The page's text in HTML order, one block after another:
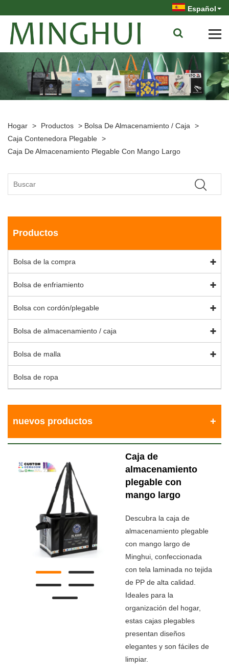
Español
Hogar > Productos > Bolsa De Almacenamiento / Caja >
Caja Contenedora Plegable >
Caja De Almacenamiento Plegable Con Mango Largo
Productos
Bolsa de la compra
Bolsa de enfriamiento
Bolsa con cordón/plegable
Bolsa de almacenamiento / caja
Bolsa de malla
Bolsa de ropa
nuevos productos
Caja de
almacenamiento
plegable con
mango largo
Descubra la caja de
almacenamiento plegable
con mango largo de
Minghui, confeccionada
con tela laminada no tejida
de PP de alta calidad.
Ideales para la
organización del hogar,
estas cajas plegables
presentan diseños
elegantes y son fáciles de
limpiar.